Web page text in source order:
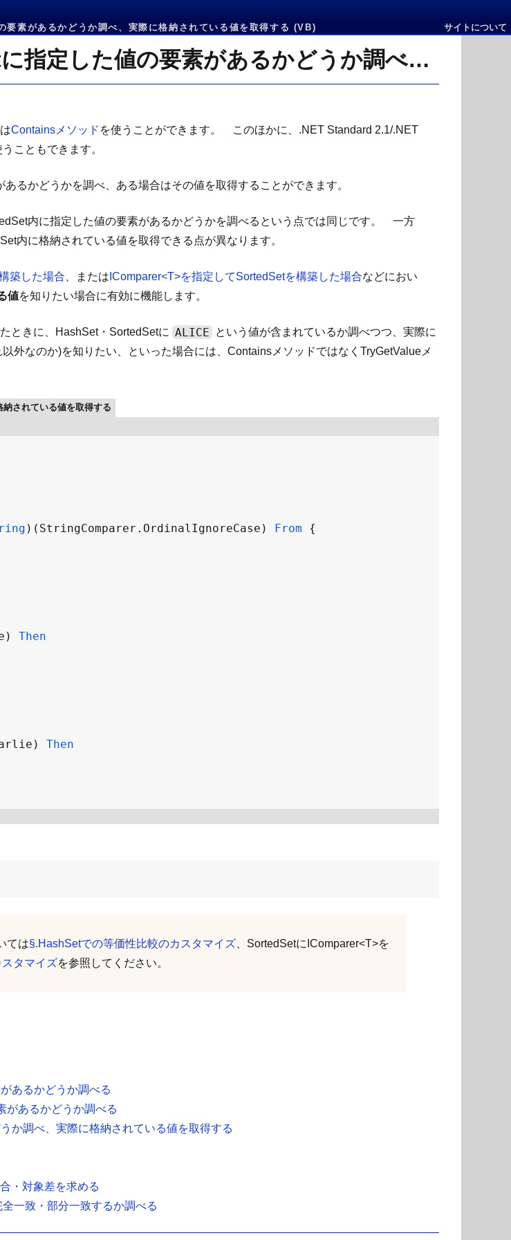
素があるかどうか調べ、実際に格納されている値を取得する (VB) サイトについて
TryGetValueメソッドでSortedSetに指定した値の要素があるかどうか調べ、実際に格納されている値を取得する
Containsメソッド を使うことができます。 このほかに、.NET Standard 2.1/.NET
こともできます。
るかどうかを調べ、ある場合はその値を取得することができます。
内に指定した値の要素があるかどうかを調べるという点では同じです。 一方
内に格納されている値を取得できる点が異なります。
築した場合 、または IComparer<T>を指定してSortedSetを構築した場合などにおい
値を知りたい場合に有効に機能します。
ときに、HashSet・SortedSetに ALICE
という値が含まれているか調べつつ、実際に
以外なのか)を知りたい、といった場合には、ContainsメソッドではなくTryGetValueメ
されている値を取得する
)( StringComparer . OrdinalIgnoreCase ) From
) Then
) Then
ては§.HashSetでの等価性比較のカスタマイズ 、SortedSetにIComparer<T>を
タマイズを参照してください。
あるかどうか調べる
があるかどうか調べる
か調べ、実際に格納されている値を取得する
・対象差を求める
一致・部分一致するか調べる